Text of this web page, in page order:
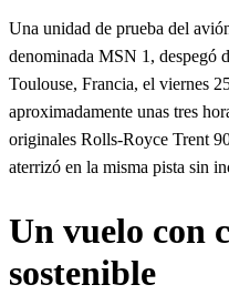
Una unidad de prueba del
denominada MSN 1, despegó
Toulouse, Francia, el viernes
aproximadamente unas tres
originales Rolls-Royce Trent
aterrizó en la misma pista sin
Un vuelo con
sostenible